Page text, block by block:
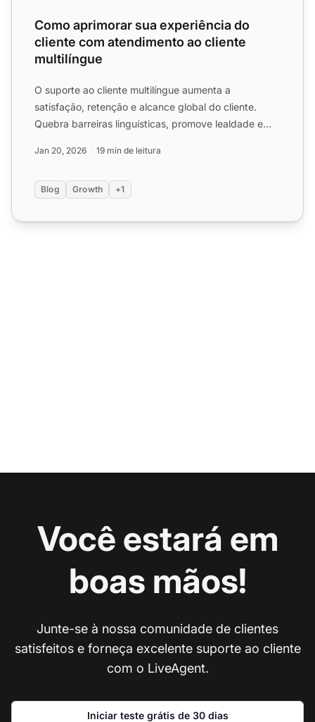
Como aprimorar sua experiência do
cliente com atendimento ao cliente
multilíngue
O suporte ao cliente multilíngue aumenta a
satisfação, retenção e alcance global do cliente.
Quebra barreiras linguísticas, promove lealdade e
Jan 20, 2026 19 min de leitura
Blog Growth +1
Você estará em
boas mãos!
Junte-se à nossa comunidade de clientes
satisfeitos e forneça excelente suporte ao cliente
com o LiveAgent.
Iniciar teste grátis de 30 dias